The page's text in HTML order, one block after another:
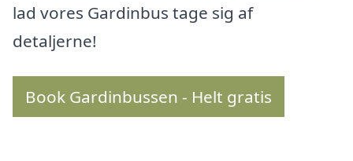
lad vores Gardinbus tage sig af
detaljerne!
Book Gardinbussen - Helt gratis